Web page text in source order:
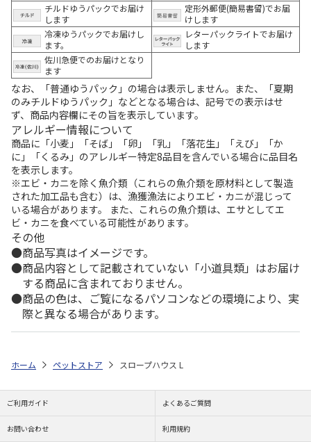
チルドゆうパックでお届け
します
定形外郵便(簡易書留)でお届
けします
冷凍ゆうパックでお届けし
ます。
レターパックライトでお届け
します
佐川急便でのお届けとなり
ます
なお、「普通ゆうパック」の場合は表示しません。また、「夏期
のみチルドゆうパック」などとなる場合は、記号での表示はせ
ず、商品内容欄にその旨を表示しています。
アレルギー情報について
商品に「小麦」「そば」「卵」「乳」「落花生」「えび」「か
に」「くるみ」のアレルギー特定8品目を含んでいる場合に品目名
を表示します。
※エビ・カニを除く魚介類（これらの魚介類を原材料として製造
された加工品も含む）は、漁獲漁法によりエビ・カニが混じって
いる場合があります。 また、これらの魚介類は、エサとしてエ
ビ・カニを食べている可能性があります。
その他
商品写真はイメージです。
商品内容として記載されていない「小道具類」はお届け
する商品に含まれておりません。
商品の色は、ご覧になるパソコンなどの環境により、実
際と異なる場合があります。
ホーム ペットストア スロープハウス L
ご利用ガイド よくあるご質問
お問い合わせ 利用規約